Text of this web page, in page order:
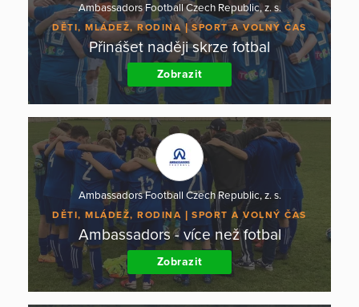
Ambassadors Football Czech Republic, z. s.
DĚTI, MLÁDEŽ, RODINA SPORT A VOLNÝ ČAS
Přinášet naději skrze fotbal
Zobrazit
Ambassadors Football Czech Republic, z. s.
DĚTI, MLÁDEŽ, RODINA SPORT A VOLNÝ ČAS
Ambassadors - více než fotbal
Zobrazit